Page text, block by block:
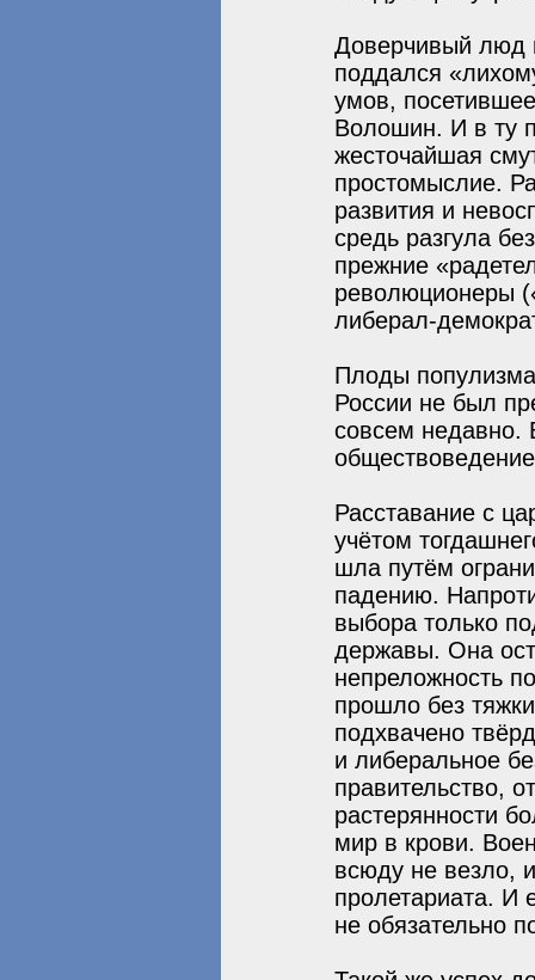
Доверчивый люд
поддался
умов,
Волошин. И в ту
жесточайшая
простомыслие.
развития и
средь разгула
прежние
революционеры
либерал-
Плоды
России не был
совсем недавно.
Расставание с
учётом
шла путём
падению.
выбора только
державы. Она
непреложность
прошло без
подхвачено
и либеральное
правительство,
растерянности
мир в крови.
всюду не везло,
пролетариата. И
не обязательно